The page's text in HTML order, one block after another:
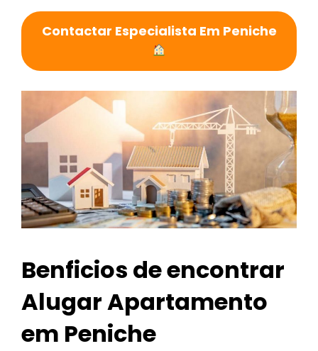
Contactar Especialista Em Peniche
Benficios de encontrar
Alugar Apartamento
em Peniche